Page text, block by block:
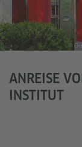
©
ANREISE
INSTITUT